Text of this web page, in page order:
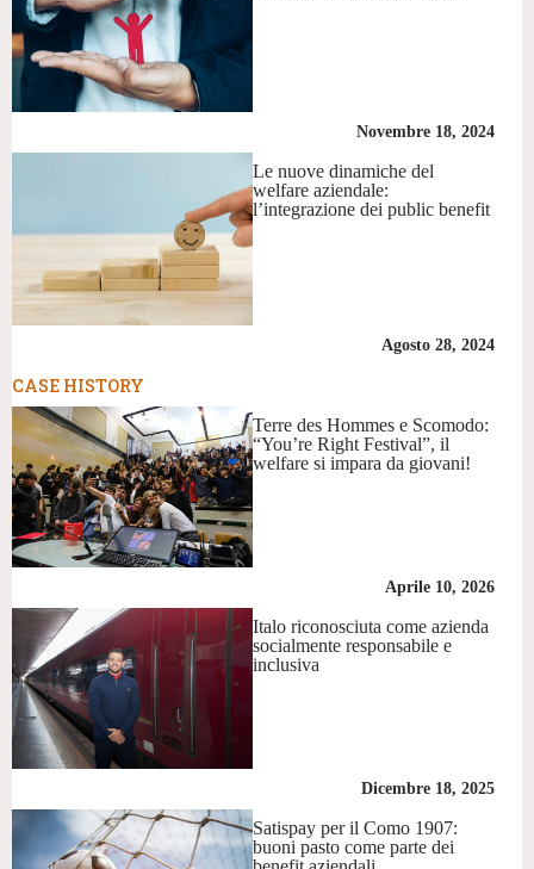
Novembre 18, 2024
Le nuove dinamiche del
welfare aziendale:
l’integrazione dei public benefit
Agosto 28, 2024
CASE HISTORY
Terre des Hommes e Scomodo:
“You’re Right Festival”, il
welfare si impara da giovani!
Aprile 10, 2026
Italo riconosciuta come azienda
socialmente responsabile e
inclusiva
Dicembre 18, 2025
Satispay per il Como 1907:
buoni pasto come parte dei